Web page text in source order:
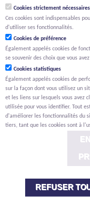
RPM
Renonciation Privacy Cookies
Cookies strictement nécessaires
Ces cookies sont indispensables
d'utiliser ses fonctionnalités.
Cookies de préférence
Également appelés cookies de
se souvenir des choix que vous
Cookies statistiques
Également appelés cookies de
sur la façon dont vous utilisez un
et les liens sur lesquels vous avez
utilisée pour vous identifier. Tout
d'améliorer les fonctionnalités du
tiers, tant que les cookies sont à
REFUSER